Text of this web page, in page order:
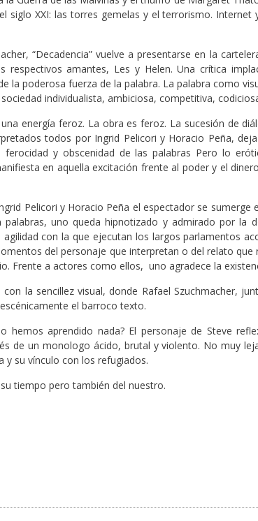
siglo XXI: las torres gemelas y el terrorismo. Internet
“Decadencia” vuelve a presentarse en la
respectivos amantes, Les y Helen. Una crítica
la poderosa fuerza de la palabra. La palabra como
individualista, ambiciosa, competitiva,
energía feroz. La obra es feroz. La sucesión de
todos por Ingrid Pelicori y Horacio Peña,
y obscenidad de las palabras Pero lo
en aquella excitación frente al poder y el
Pelicori y Horacio Peña el espectador se sumerge
palabras, uno queda hipnotizado y admirado por la
con la que ejecutan los largos parlamentos
del personaje que interpretan o del relato que
Frente a actores como ellos, uno agradece la
la sencillez visual, donde Rafael Szuchmacher,
el barroco texto.
hemos aprendido nada? El personaje de Steve
de un monologo ácido, brutal y violento. No muy
y su vínculo con los refugiados.
tiempo pero también del nuestro.